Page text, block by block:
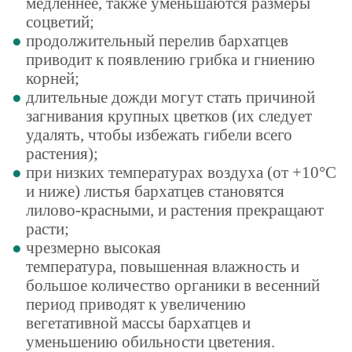
соцветий;
продолжительный перелив бархатцев
приводит к появлению грибка и гниению
корней;
длительные дожди могут стать причиной
загнивания крупных цветков (их следует
удалять, чтобы избежать гибели всего
растения);
при низких температурах воздуха (от +10°С
и ниже) листья бархатцев становятся
лилово-красными, и растения прекращают
расти;
чрезмерно высокая
температура, повышенная влажность и
большое количество органики в весенний
период приводят к увеличению
вегетативной массы бархатцев и
уменьшению обильности цветения.